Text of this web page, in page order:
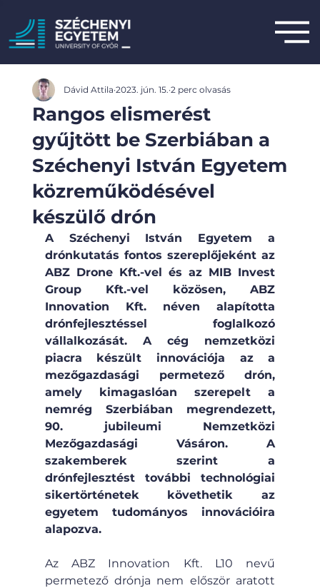
Rangos elismerést
gyűjtött be Szerbiában a
Széchenyi István Egyetem
közreműködésével
készülő drón
Dávid Attila 2023. jún. 15. 2 perc olvasás
A Széchenyi István Egyetem a
drónkutatás fontos szereplőjeként az
ABZ Drone Kft.-vel és az MIB Invest
Group Kft.-vel közösen, ABZ
Innovation Kft. néven alapította
drónfejlesztéssel foglalkozó
vállalkozását. A cég nemzetközi
piacra készült innovációja az a
mezőgazdasági permetező drón,
amely kimagaslóan szerepelt a
90. jubileumi Nemzetközi
Mezőgazdasági Vásáron. A
szakemberek szerint a
drónfejlesztést további technológiai
sikertörténetek követhetik az
egyetem tudományos innovációira
alapozva.
Az ABZ Innovation Kft. L10 nevű
permetező drónja nem először aratott